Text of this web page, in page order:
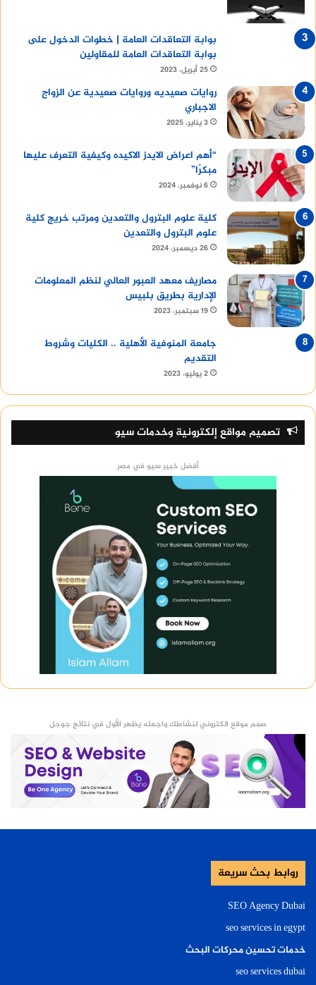
بوابة التعاقدات العامة | خطوات الدخول على
بوابة التعاقدات العامة للمقاولين
25 أبريل، 2023
روايات صعيديه وروايات صعيدية عن الزواج
الاجباري
3 يناير، 2025
“أهم اعراض الايدز الاكيده وكيفية التعرف عليها
مبكرًا”
6 نوفمبر، 2024
كلية علوم البترول والتعدين ومرتب خريج كلية
علوم البترول والتعدين
26 ديسمبر، 2024
مصاريف معهد العبور العالي لنظم المعلومات
الإدارية بطريق بلبيس
19 سبتمبر، 2023
جامعة المنوفية الأهلية .. الكليات وشروط
التقديم
2 يوليو، 2023
تصميم مواقع إلكترونية وخدمات سيو
أفضل خبير سيو في مصر
صمم موقع الكتروني لنشاطك واجعله يظهر الأول في نتائج جوجل
روابط بحث سريعة
SEO Agency Dubai
seo services in egypt
خدمات تحسين محركات البحث
seo services dubai